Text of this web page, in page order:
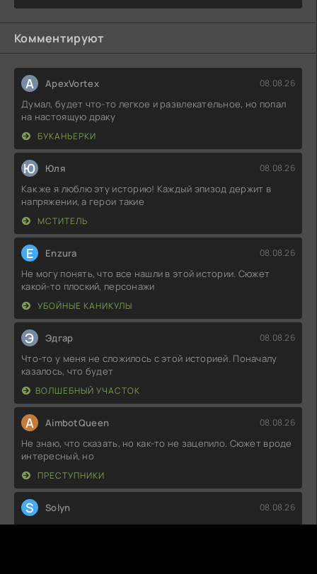
Комментируют
A ApexVortex 08.08.26
Думал, будет что-то легкое и развлекательное, но попал
на настоящую драку
БУКАНЬЕРКИ
Ю Юля 08.08.26
Как же я люблю эту историю! Каждый эпизод держит в
напряжении, а герои такие
МСТИТЕЛЬ
E Enzura 08.08.26
Не могу понять, что все нашли в этой истории. Сюжет
какой-то плоский, персонажи
УБОЙНЫЕ КАНИКУЛЫ
Э Эдгар 08.08.26
Что-то у меня не сложилось с этой историей. Поначалу
казалось, что будет
ВОЛШЕБНЫЙ УЧАСТОК
A AimbotQueen 08.08.26
Не знаю, что сказать, но как-то не зацепило. Сюжет вроде
интересный, но
ПРЕСТУПНИКИ
S Solyn 08.08.26
Картинка, конечно, шикарная, но диалоги местами